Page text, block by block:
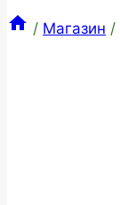
/ Магазин /